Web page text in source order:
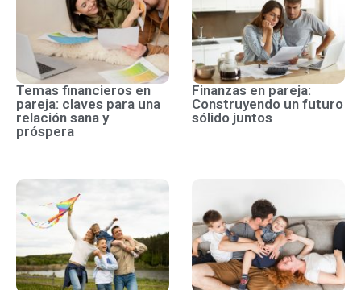
Temas financieros en
pareja: claves para una
relación sana y
próspera
Finanzas en pareja:
Construyendo un futuro
sólido juntos